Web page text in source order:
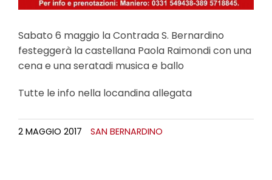
Sabato 6 maggio la Contrada S. Bernardino
festeggerà la castellana Paola Raimondi con una
cena e una seratadi musica e ballo
Tutte le info nella locandina allegata
2 MAGGIO 2017 SAN BERNARDINO